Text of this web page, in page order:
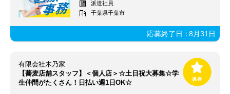
派遣社員
千葉県千葉市
応募終了日：8月31日
有限会社木乃家
【蕎麦店舗スタッフ】＜個人店＞☆土日祝大募集☆学
生仲間がたくさん！日払い週1日OK☆